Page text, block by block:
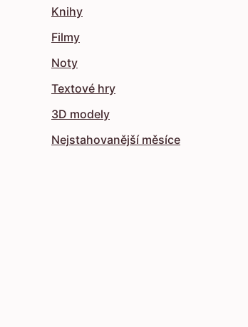
Knihy
Filmy
Noty
Textové hry
3D modely
Nejstahovanější měsíce